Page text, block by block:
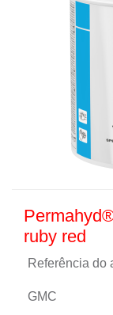
ruby red
Referência do
GMC